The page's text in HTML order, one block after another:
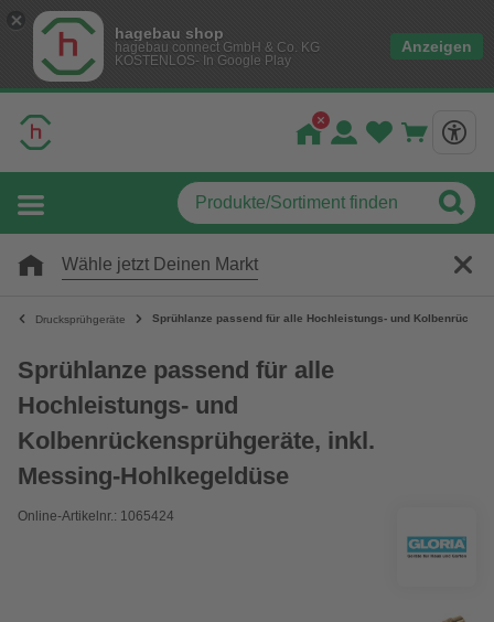
hagebau shop
hagebau connect GmbH & Co. KG
KOSTENLOS- In Google Play
Anzeigen
Wähle jetzt Deinen Markt
Drucksprühgeräte Sprühlanze passend für alle Hochleistungs- und
Sprühlanze passend für alle
Hochleistungs- und
Kolbenrückensprühgeräte, inkl.
Messing-Hohlkegeldüse
Online-Artikelnr.: 1065424